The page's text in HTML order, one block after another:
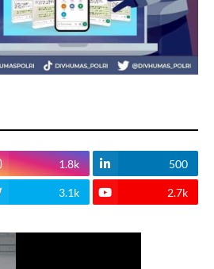
1.8k 500
3.1k 2.7k